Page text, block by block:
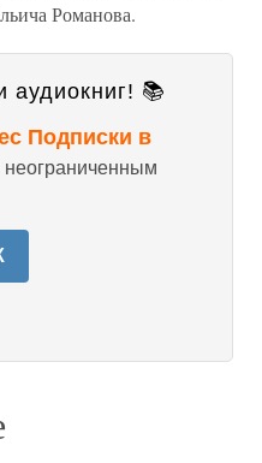
Романова.
аудиокниг! 📚
Подписки в